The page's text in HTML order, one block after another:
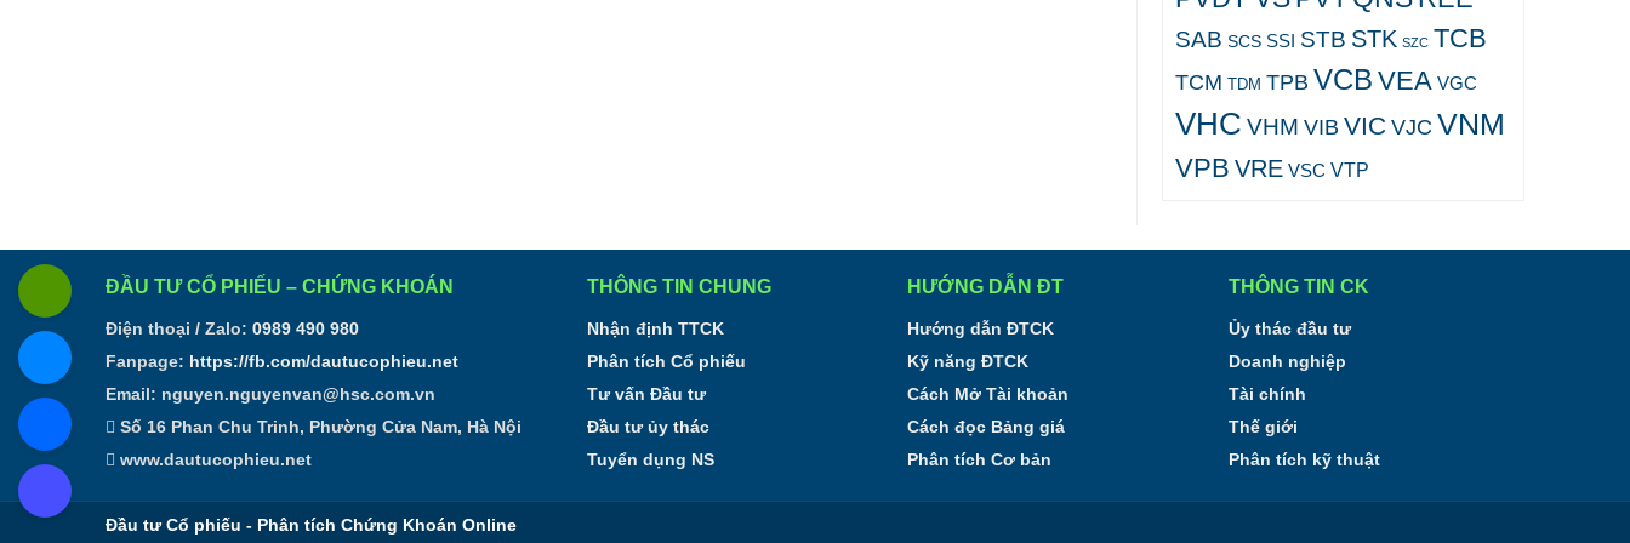
SAB SCS SSI STB STK SZC TCB
TCM TDM TPB VCB VEA VGC
VHC VHM VIB VICVJC VNM
VPB VRE VSC VTP
ĐẦU TƯ CỔ PHIẾU – CHỨNG KHOÁN
Điện thoại / Zalo: 0989 490 980
Fanpage: https://fb.com/dautucophieu.net
Email: nguyen.nguyenvan@hsc.com.vn
Số 16 Phan Chu Trinh, Phường Cửa Nam, Hà Nội
www.dautucophieu.net
THÔNG TIN CHUNG
Nhận định TTCK
Phân tích Cổ phiếu
Tư vấn Đầu tư
Đầu tư ủy thác
Tuyển dụng NS
HƯỚNG DẪN ĐT
Hướng dẫn ĐTCK
Kỹ năng ĐTCK
Cách Mở Tài khoản
Cách đọc Bảng giá
Phân tích Cơ bản
THÔNG TIN CK
Ủy thác đầu tư
Doanh nghiệp
Tài chính
Thế giới
Phân tích kỹ thuật
Đầu tư Cổ phiếu - Phân tích Chứng Khoán Online